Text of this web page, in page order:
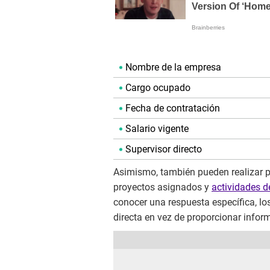
Nombre de la empresa
Cargo ocupado
Fecha de contratación
Salario vigente
Supervisor directo
Asimismo, también pueden realizar
proyectos asignados y actividades
conocer una respuesta específica,
directa en vez de proporcionar